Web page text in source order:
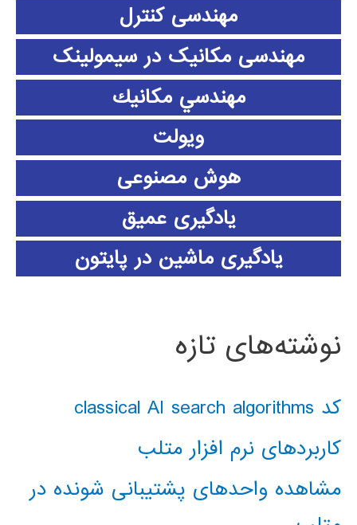
مهندسی کنترل
مهندسی مکانیک در سیمولینک
مهندسي مكانيك
ویولت
هوش مصنوعی
یادگیری عمیق
یادگیری ماشین در پایتون
نوشته‌های تازه
کد classical AI search algorithms
کاربردهای نرم افزار متلب
مشاهده واحدهای پشتیبانی شونده در